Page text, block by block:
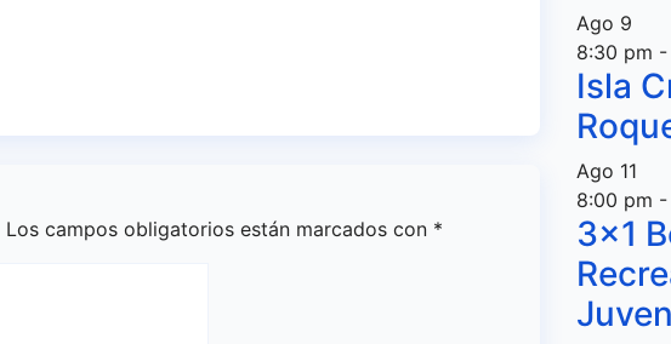
Los campos obligatorios están marcados con *
Ago 9
8:30 pm -
Isla
Ago 11
8:00 pm -
3×1